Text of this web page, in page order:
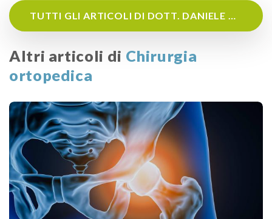
TUTTI GLI ARTICOLI DI DOTT. DANIELE GIANOLLA
Altri articoli di Chirurgia
ortopedica